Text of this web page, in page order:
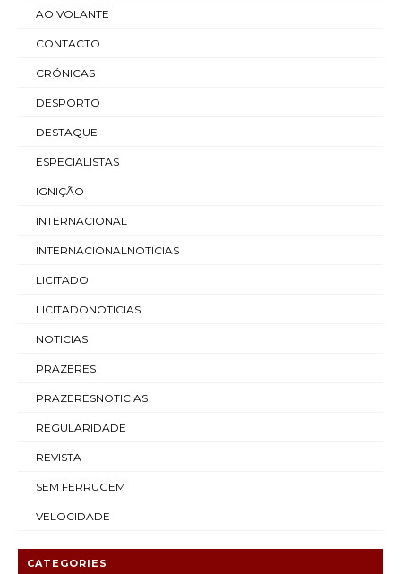
AO VOLANTE
CONTACTO
CRÓNICAS
DESPORTO
DESTAQUE
ESPECIALISTAS
IGNIÇÃO
INTERNACIONAL
INTERNACIONALNOTICIAS
LICITADO
LICITADONOTICIAS
NOTICIAS
PRAZERES
PRAZERESNOTICIAS
REGULARIDADE
REVISTA
SEM FERRUGEM
VELOCIDADE
CATEGORIES